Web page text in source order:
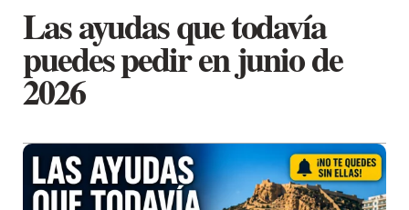
Las ayudas que todavía
puedes pedir en junio de
2026